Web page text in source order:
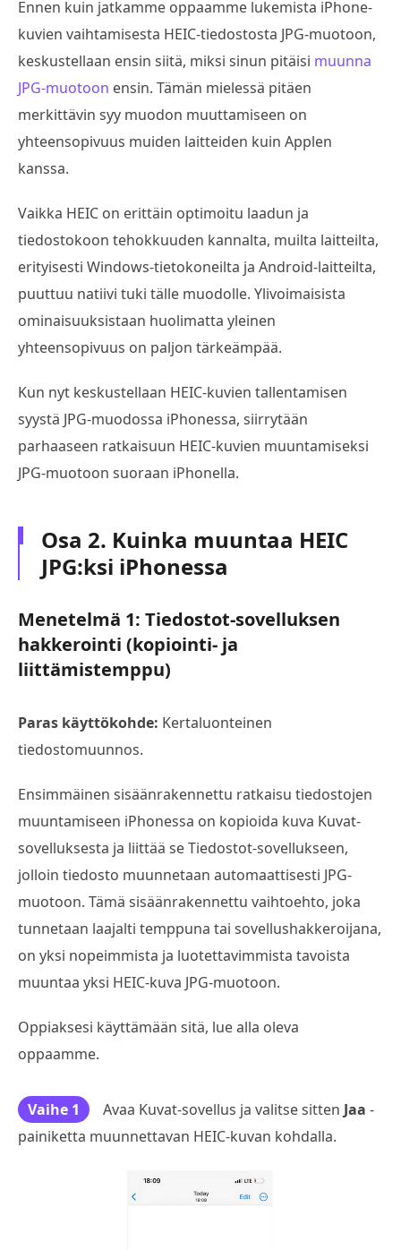
Ennen kuin jatkamme oppaamme lukemista iPhone-
kuvien vaihtamisesta HEIC-tiedostosta JPG-muotoon,
keskustellaan ensin siitä, miksi sinun pitäisi muunna
JPG-muotoon ensin. Tämän mielessä pitäen
merkittävin syy muodon muuttamiseen on
yhteensopivuus muiden laitteiden kuin Applen
kanssa.
Vaikka HEIC on erittäin optimoitu laadun ja
tiedostokoon tehokkuuden kannalta, muilta laitteilta,
erityisesti Windows-tietokoneilta ja Android-laitteilta,
puuttuu natiivi tuki tälle muodolle. Ylivoimaisista
ominaisuuksistaan huolimatta yleinen
yhteensopivuus on paljon tärkeämpää.
Kun nyt keskustellaan HEIC-kuvien tallentamisen
syystä JPG-muodossa iPhonessa, siirrytään
parhaaseen ratkaisuun HEIC-kuvien muuntamiseksi
JPG-muotoon suoraan iPhonella.
Osa 2. Kuinka muuntaa HEIC
JPG:ksi iPhonessa
Menetelmä 1: Tiedostot-sovelluksen
hakkerointi (kopiointi- ja
liittämistemppu)
Paras käyttökohde: Kertaluonteinen
tiedostomuunnos.
Ensimmäinen sisäänrakennettu ratkaisu tiedostojen
muuntamiseen iPhonessa on kopioida kuva Kuvat-
sovelluksesta ja liittää se Tiedostot-sovellukseen,
jolloin tiedosto muunnetaan automaattisesti JPG-
muotoon. Tämä sisäänrakennettu vaihtoehto, joka
tunnetaan laajalti temppuna tai sovellushakkeroijana,
on yksi nopeimmista ja luotettavimmista tavoista
muuntaa yksi HEIC-kuva JPG-muotoon.
Oppiaksesi käyttämään sitä, lue alla oleva
oppaamme.
Vaihe 1 Avaa Kuvat-sovellus ja valitse sitten Jaa -
painiketta muunnettavan HEIC-kuvan kohdalla.